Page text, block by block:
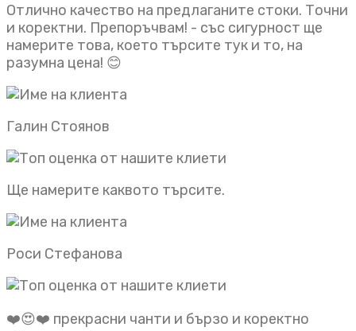
Отлично качество на предлаганите стоки. Точни
и коректни. Препоръчвам! - със сигурност ще
намерите това, което търсите тук и то, на
разумна цена! 😊
Галин Стоянов
Ще намерите каквото търсите.
Роси Стефанова
❤️😍❤️ прекрасни чанти и бързо и коректно